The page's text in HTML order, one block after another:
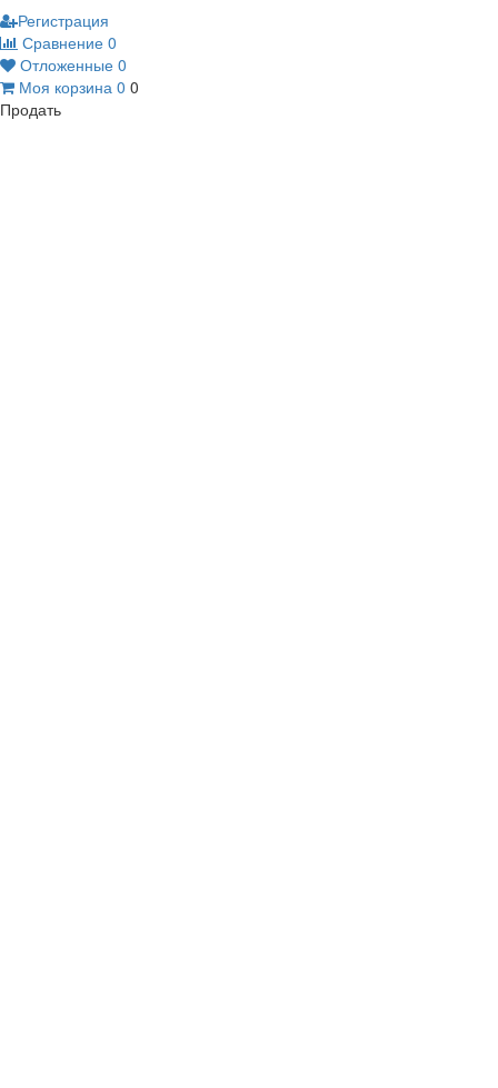
Регистрация
Сравнение 0
Отложенные 0
Моя корзина 0 0
Продать